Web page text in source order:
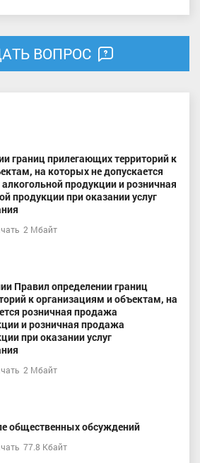
ВОПРОС
границ прилегающих территорий к
на которых не допускается
продукции и розничная
продукции при оказании услуг
2 Мбайт
Правил определении границ
к организациям и объектам, на
розничная продажа
и розничная продажа
при оказании услуг
2 Мбайт
общественных обсуждений
77.8 Кбайт